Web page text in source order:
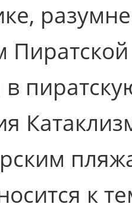
в
к